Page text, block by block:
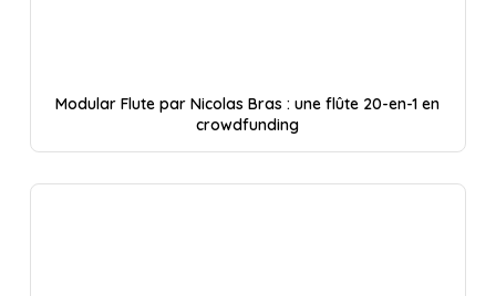
Modular Flute par Nicolas Bras : une flûte 20-en-1 en
crowdfunding